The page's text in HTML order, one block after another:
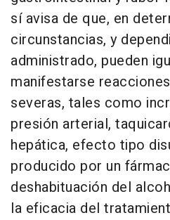
sí avisa de que, en
circunstancias, y
administrado, pueden
manifestarse
severas, tales como
presión arterial,
hepática, efecto tipo
producido por un
deshabituación del
la eficacia del